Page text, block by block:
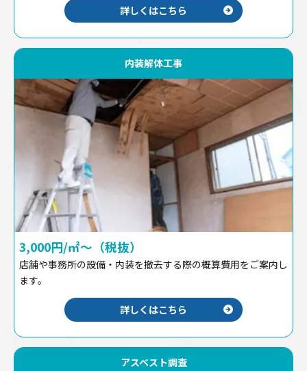
詳しくはこちら
内装解体工事
3,000円/㎡〜（税抜）
店舗や事務所の設備・内装を撤去する際の概算費用をご案内し
ます。
詳しくはこちら
アスベスト調査